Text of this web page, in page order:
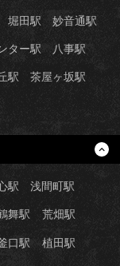
堀田駅 妙音通駅
ター駅 八事駅
駅 茶屋ヶ坂駅
駅 浅間町駅
舞駅 荒畑駅
口駅 植田駅